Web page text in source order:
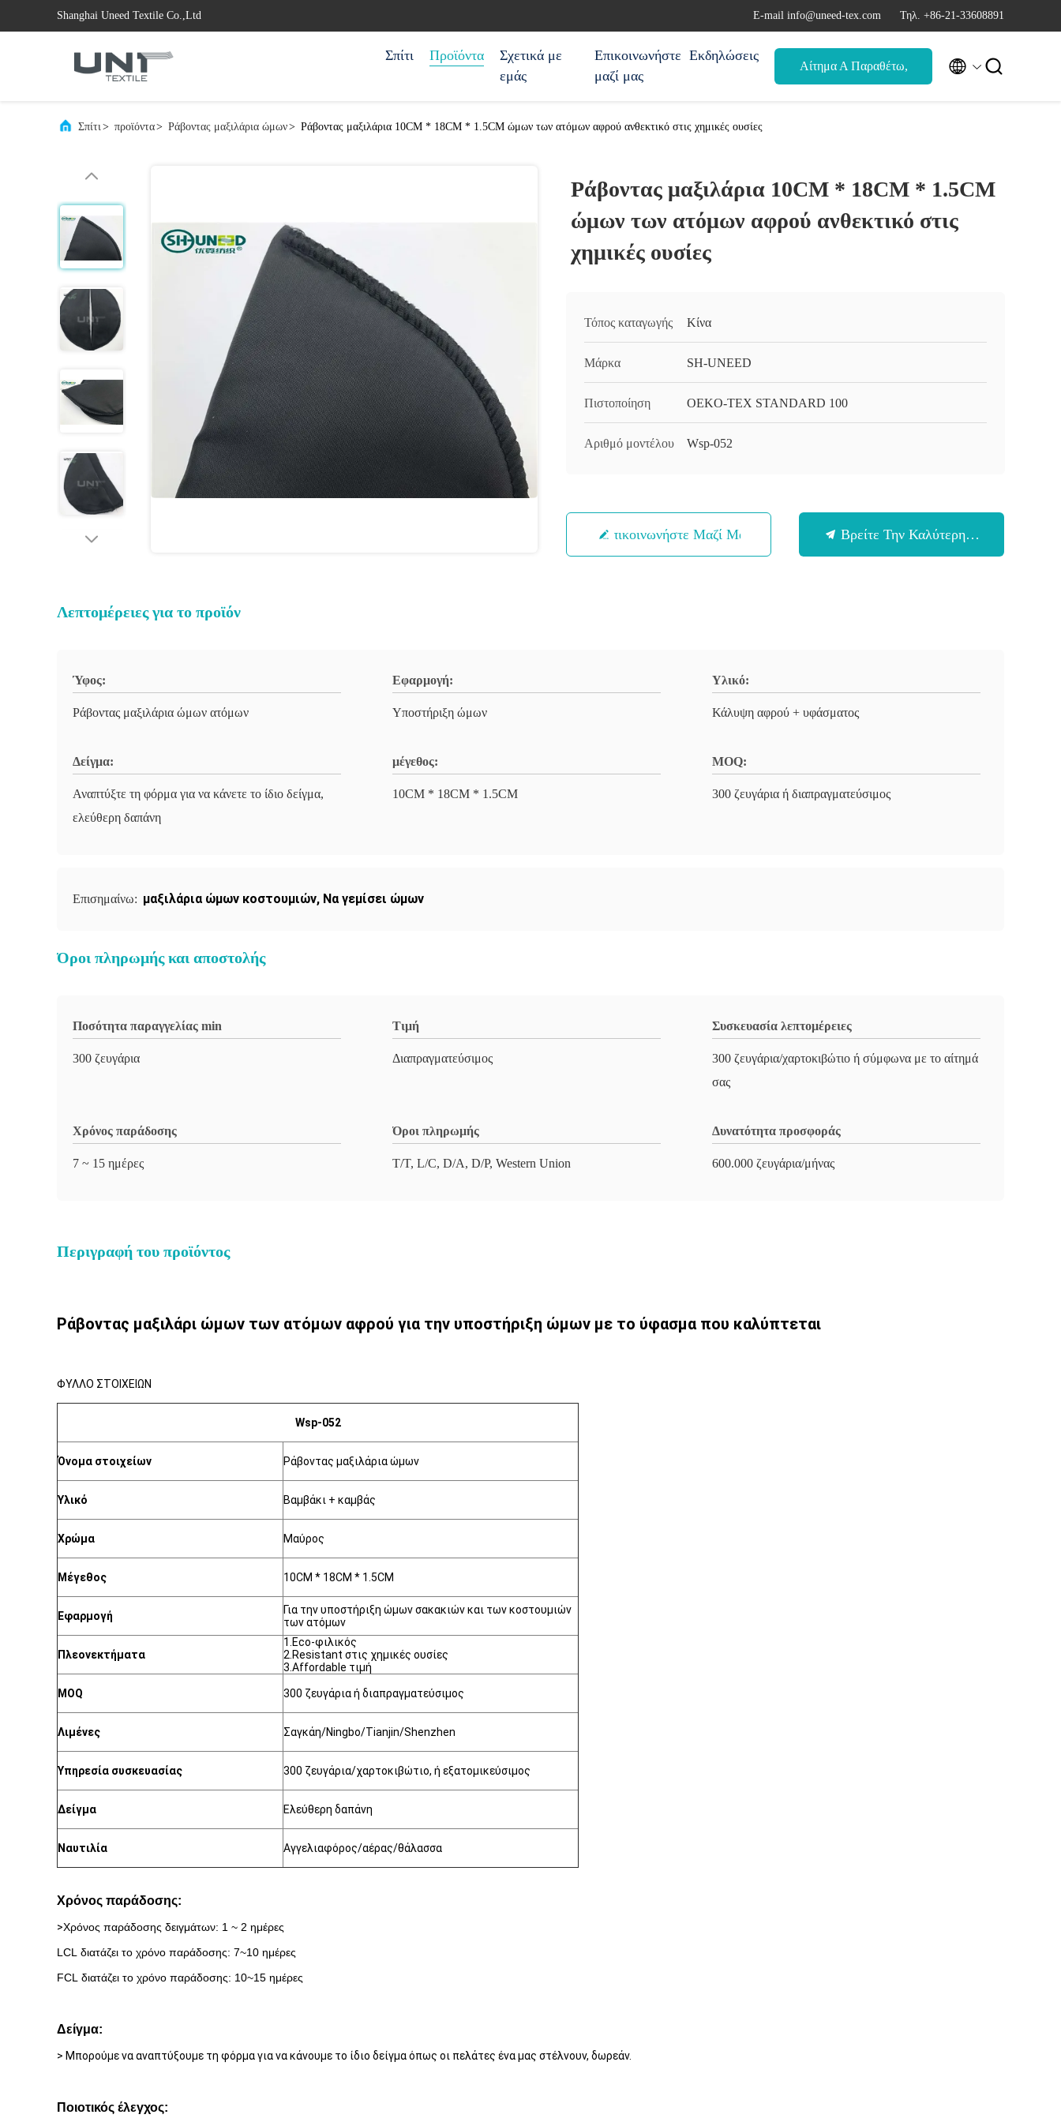
Shanghai Uneed Textile Co.,Ltd Ε-mail info@uneed-tex.com Τηλ. +86-21-33608891
Σπίτι Προϊόντα
Σχετικά με
εμάς
Επικοινωνήστε
μαζί μας
Εκδηλώσεις
Αίτημα Α Παραθέτω,  
Σπίτι> προϊόντα> Ράβοντας μαξιλάρια ώμων> Ράβοντας μαξιλάρια 10CM * 18CM * 1.5CM ώμων των ατόμων αφρού ανθεκτικό στις χημικές ουσίες
Ράβοντας μαξιλάρια 10CM * 18CM * 1.5CM
ώμων των ατόμων αφρού ανθεκτικό στις
χημικές ουσίες
Τόπος καταγωγής Κίνα
Μάρκα SH-UNEED
Πιστοποίηση OEKO-TEX STANDARD 100
Αριθμό μοντέλου Wsp-052
Επικοινωνήστε Μαζί Μας Βρείτε Την Καλύτερη Τιμή
Λεπτομέρειες για το προϊόν
Ύφος:
Ράβοντας μαξιλάρια ώμων ατόμων
Εφαρμογή:
Υποστήριξη ώμων
Υλικό:
Κάλυψη αφρού + υφάσματος
Δείγμα:
Αναπτύξτε τη φόρμα για να κάνετε το ίδιο δείγμα,
ελεύθερη δαπάνη
μέγεθος:
10CM * 18CM * 1.5CM
MOQ:
300 ζευγάρια ή διαπραγματεύσιμος
Επισημαίνω: μαξιλάρια ώμων κοστουμιών, Να γεμίσει ώμων
Όροι πληρωμής και αποστολής
Ποσότητα παραγγελίας min
300 ζευγάρια
Τιμή
Διαπραγματεύσιμος
Συσκευασία λεπτομέρειες
300 ζευγάρια/χαρτοκιβώτιο ή σύμφωνα με το αίτημά
σας
Χρόνος παράδοσης
7 ~ 15 ημέρες
Όροι πληρωμής
T/T, L/C, D/A, D/P, Western Union
Δυνατότητα προσφοράς
600.000 ζευγάρια/μήνας
Περιγραφή του προϊόντος
Ράβοντας μαξιλάρι ώμων των ατόμων αφρού για την υποστήριξη ώμων με το ύφασμα που καλύπτεται
ΦΥΛΛΟ ΣΤΟΙΧΕΙΩΝ
Wsp-052
Όνομα στοιχείων Ράβοντας μαξιλάρια ώμων
Υλικό Βαμβάκι + καμβάς
Χρώμα Μαύρος
Μέγεθος 10CM * 18CM * 1.5CM
Εφαρμογή
Για την υποστήριξη ώμων σακακιών και των κοστουμιών
των ατόμων
Πλεονεκτήματα
1.Eco-φιλικός
2.Resistant στις χημικές ουσίες
3.Affordable τιμή
MOQ 300 ζευγάρια ή διαπραγματεύσιμος
Λιμένες Σαγκάη/Ningbo/Tianjin/Shenzhen
Υπηρεσία συσκευασίας 300 ζευγάρια/χαρτοκιβώτιο, ή εξατομικεύσιμος
Δείγμα Ελεύθερη δαπάνη
Ναυτιλία Αγγελιαφόρος/αέρας/θάλασσα
Χρόνος παράδοσης:
>Χρόνος παράδοσης δειγμάτων: 1 ~ 2 ημέρες
LCL διατάζει το χρόνο παράδοσης: 7~10 ημέρες
FCL διατάζει το χρόνο παράδοσης: 10~15 ημέρες
Δείγμα:
> Μπορούμε να αναπτύξουμε τη φόρμα για να κάνουμε το ίδιο δείγμα όπως οι πελάτες ένα μας στέλνουν, δωρεάν.
Ποιοτικός έλεγχος: